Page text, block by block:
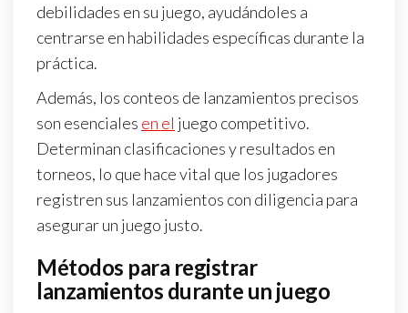
debilidades en su juego, ayudándoles a
centrarse en habilidades específicas durante la
práctica.
Además, los conteos de lanzamientos precisos
son esenciales en el juego competitivo.
Determinan clasificaciones y resultados en
torneos, lo que hace vital que los jugadores
registren sus lanzamientos con diligencia para
asegurar un juego justo.
Métodos para registrar
lanzamientos durante un juego